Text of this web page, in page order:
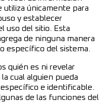
utiliza únicamente para
y establecer
uso del sitio. Esta
de ninguna manera
específico del sistema.
quién es ni revelar
cual alguien pueda
e identificable.
de las funciones del